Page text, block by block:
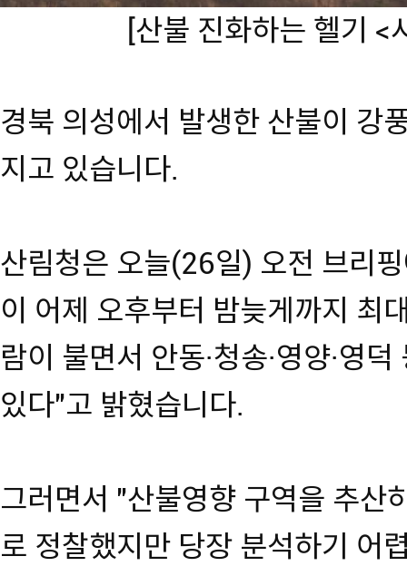
[산불 진화하는 헬기
경북 의성에서 발생한 산불이 강
지고 있습니다.
산림청은 오늘(26일) 오전 브리
이 어제 오후부터 밤늦게까지 최
람이 불면서 안동·청송·영양·영
있다"고 밝혔습니다.
그러면서 "산불영향 구역을 추산
로 정찰했지만 당장 분석하기 어